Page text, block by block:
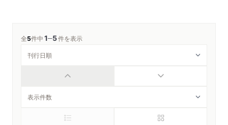
全5件中1─5件を表示